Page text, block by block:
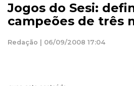
Jogos do Sesi:
campeões de três
Redação | 06/09/2008 17:04